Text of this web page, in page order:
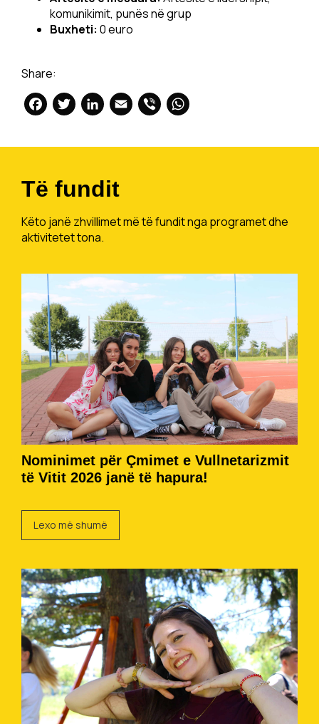
komunikimit, punës në grup
Buxheti: 0 euro
Share:
Facebook
Twitter
LinkedIn
Email
Viber
Të fundit
Këto janë zhvillimet më të fundit nga programet dhe
aktivitetet tona.
Nominimet për Çmimet e Vullnetarizmit
të Vitit 2026 janë të hapura!
Lexo më shumë